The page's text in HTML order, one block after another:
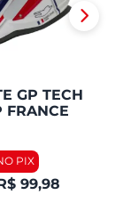
GP TECH
FRANCE
99,98